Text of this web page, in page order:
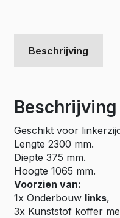
Beschrijving
Beschrijving
Geschikt voor
Lengte 2300 mm.
Diepte 375 mm.
Hoogte 1065 mm.
Voorzien van:
1x Onderbouw links,
3x Kunststof koffer